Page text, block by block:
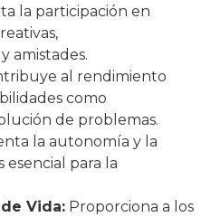
la participación en
amistades.
al rendimiento
como
de problemas.
la autonomía y la
para la
Vida: Proporciona a los